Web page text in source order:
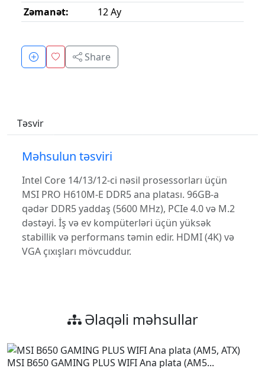
Zəmanət:
12 Ay
Share
Təsvir
Məhsulun təsviri
Intel Core 14/13/12-ci nəsil prosessorları üçün
MSI PRO H610M-E DDR5 ana platası. 96GB-a
qədər DDR5 yaddaş (5600 MHz), PCIe 4.0 və M.2
dəstəyi. İş və ev kompüterləri üçün yüksək
stabillik və performans təmin edir. HDMI (4K) və
VGA çıxışları mövcuddur.
Əlaqəli məhsullar
MSI B650 GAMING PLUS WIFI Ana plata (AM5...